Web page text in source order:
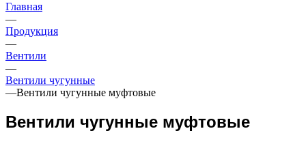
Главная
—
Продукция
—
Вентили
—
Вентили чугунные
—Вентили чугунные муфтовые
Вентили чугунные муфтовые